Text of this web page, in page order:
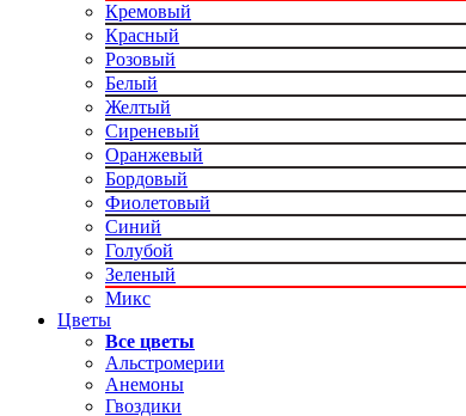
Кремовый
Красный
Розовый
Белый
Желтый
Сиреневый
Оранжевый
Бордовый
Фиолетовый
Синий
Голубой
Зеленый
Микс
Цветы
Все цветы
Альстромерии
Анемоны
Гвоздики